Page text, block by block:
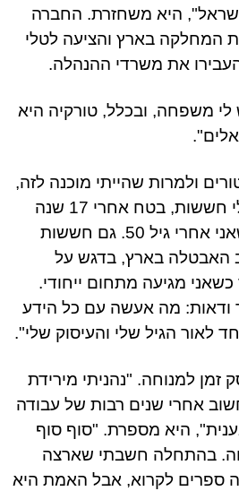
היא משחזרת. החברה
בארץ והציעה לטלי
את משרדי ההנהלה.
משפחה, ובכלל, טורקיה היא
ולמרות שהייתי מוכנה לזה,
הרגשתי לא נעים. היו לי חששות, בטח אחרי 17 שנה
באותו מקום עבודה כשאני אחרי גיל 50. גם חששות
בארץ, בדגש על
מגיעה מתחום ייחודי.
מה אעשה עם כל הידע
לאור הגיל שלי והעיסוק שלי".
למנוחה. "נהניתי מירידת
אחרי שנים רבות של עבודה
היא מספרת. "סוף סוף
בהתחלה חשבתי שארצה
ספרים לקרוא, אבל האמת היא